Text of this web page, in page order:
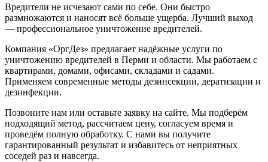
Вредители не исчезают сами по себе. Они быстро
размножаются и наносят всё больше ущерба. Лучший выход
— профессиональное уничтожение вредителей.
Компания «ОргДез» предлагает надёжные услуги по
уничтожению вредителей в Перми и области. Мы работаем с
квартирами, домами, офисами, складами и садами.
Применяем современные методы дезинсекции, дератизации и
дезинфекции.
Позвоните нам или оставьте заявку на сайте. Мы подберём
подходящий метод, рассчитаем цену, согласуем время и
проведём полную обработку. С нами вы получите
гарантированный результат и избавитесь от неприятных
соседей раз и навсегда.